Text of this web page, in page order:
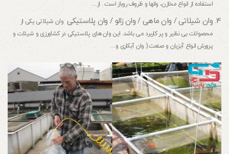
استفاده از انواع مخازن، وانها و ظروف روباز است . از…
وان شیلاتی / وان ماهی / وان زالو / وان پلاستیکی وان شیلاتی یکی از
محصولات بی نظیر و پر کاربرد می باشد. این وان های پلاستیکی در کشاورزی و شیلات و
پرورش انواع آبزیان و صنعت ( وان آبکاری و…